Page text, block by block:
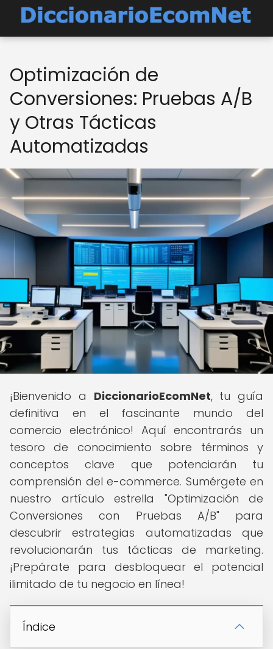
Optimización de
Conversiones: Pruebas A/B
y Otras Tácticas
Automatizadas
¡Bienvenido a DiccionarioEcomNet, tu guía
definitiva en el fascinante mundo del
comercio electrónico! Aquí encontrarás un
tesoro de conocimiento sobre términos y
conceptos clave que potenciarán tu
comprensión del e-commerce. Sumérgete en
nuestro artículo estrella "Optimización de
Conversiones con Pruebas A/B" para
descubrir estrategias automatizadas que
revolucionarán tus tácticas de marketing.
¡Prepárate para desbloquear el potencial
ilimitado de tu negocio en línea!
Índice